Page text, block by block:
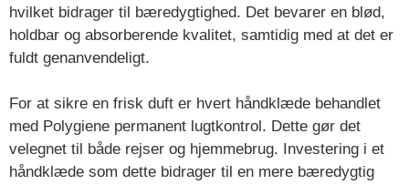
hvilket bidrager til bæredygtighed. Det bevarer en blød,
holdbar og absorberende kvalitet, samtidig med at det er
fuldt genanvendeligt.
For at sikre en frisk duft er hvert håndklæde behandlet
med Polygiene permanent lugtkontrol. Dette gør det
velegnet til både rejser og hjemmebrug. Investering i et
håndklæde som dette bidrager til en mere bæredygtig